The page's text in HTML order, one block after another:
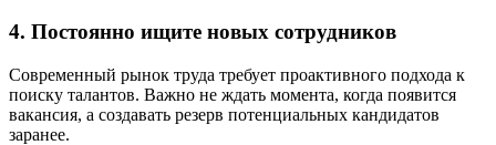
4. Постоянно ищите новых сотрудников
Современный рынок труда требует проактивного подхода к
поиску талантов. Важно не ждать момента, когда появится
вакансия, а создавать резерв потенциальных кандидатов
заранее.